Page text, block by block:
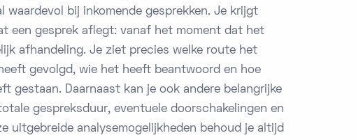
waardevol bij inkomende gesprekken. Je krijgt
een gesprek aflegt: vanaf het moment dat het
afhandeling. Je ziet precies welke route het
gevolgd, wie het heeft beantwoord en hoe
gestaan. Daarnaast kan je ook andere belangrijke
gespreksduur, eventuele doorschakelingen en
uitgebreide analysemogelijkheden behoud je altijd